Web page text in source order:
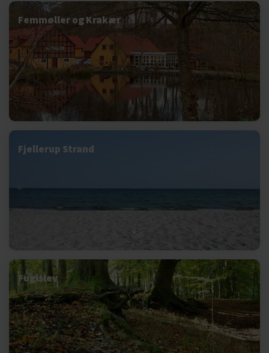
Femmøller og Krakær
Fjellerup Strand
Fuglslev